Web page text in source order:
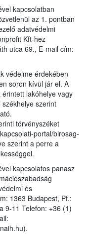
kapcsolatban
az 1. pontban
adatvédelmi
Kft-hez
utca 69., E-mail cím:
védelme érdekében
soron kívül jár el. A
lakóhelye vagy
szerint
törvényszéket
portal/birosag-
szerint a perre a
kapcsolatos panasz
és
1363 Budapest, Pf.:
9-11 Telefon: +36 (1)